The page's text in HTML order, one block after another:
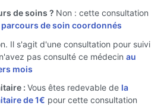
de soins ? Non : cette consultation
parcours de soin coordonnés
Il s'agit d'une consultation pour suivi
pas consulté ce médecin au
mois
: Vous êtes redevable de la
de 1€ pour cette consultation